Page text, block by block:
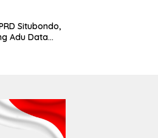
Situbondo,
Adu Data